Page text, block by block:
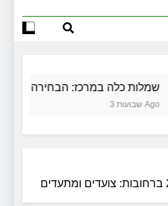
המקצועיים של ויקטוריה
בעיר: מי מגן עליכם מול
המוסד והביטוחים בירושלים
שמלות כלה במרכז: הבחירה הנכונה
3 שבועות Ago